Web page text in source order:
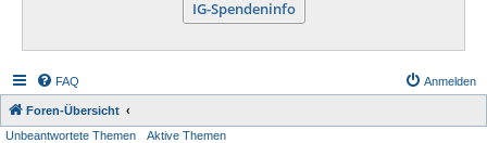
IG-Spendeninfo
FAQ Anmelden
Foren-Übersicht
Unbeantwortete Themen
Aktive Themen